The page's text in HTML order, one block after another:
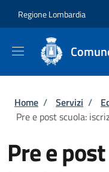
Regione Lombardia
Briciole di
Home / Servizi /
Pre e post scuola:
Pre e